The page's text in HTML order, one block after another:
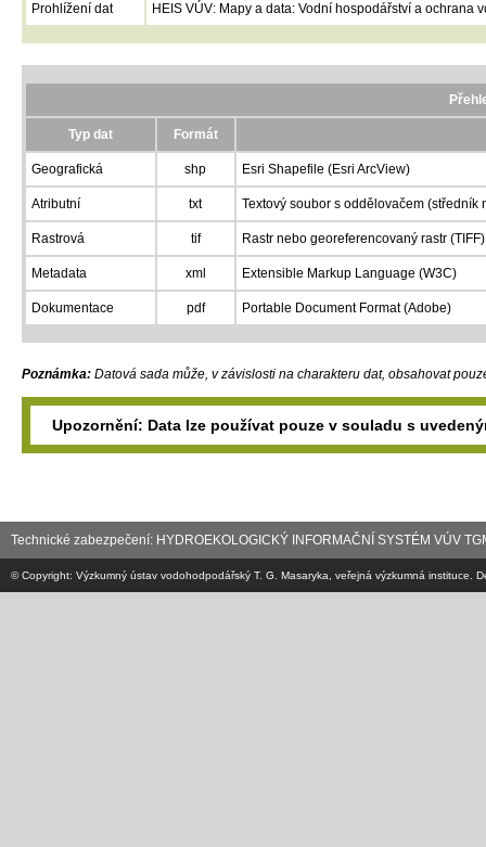
Prohlížení dat HEIS VÚV: Mapy a data: Vodní hospodářství a ochrana
Typ dat Formát
Geografická shp Esri Shapefile (Esri ArcView)
Atributní txt Textový soubor s oddělovačem
Rastrová tif Rastr nebo georeferencovaný rastr (TIFF)
Metadata xml Extensible Markup Language (W3C)
Dokumentace pdf Portable Document Format (Adobe)
Poznámka: Datová sada může, v závislosti na charakteru dat, obsahovat
Upozornění: Data lze používat pouze v souladu s
Technické zabezpečení: HYDROEKOLOGICKÝ INFORMAČNÍ SYSTÉM VÚV
© Copyright: Výzkumný ústav vodohodpodářský T. G. Masaryka, veřejná výzkumná instituce.